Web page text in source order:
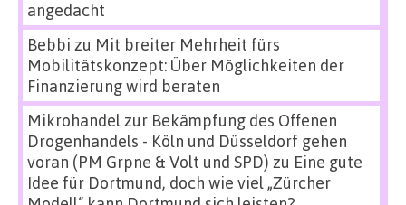
angedacht
Bebbi zu Mit breiter Mehrheit fürs
Mobilitätskonzept: Über Möglichkeiten der
Finanzierung wird beraten
Mikrohandel zur Bekämpfung des Offenen
Drogenhandels - Köln und Düsseldorf gehen
voran (PM Grpne & Volt und SPD) zu Eine gute
Idee für Dortmund, doch wie viel „Zürcher